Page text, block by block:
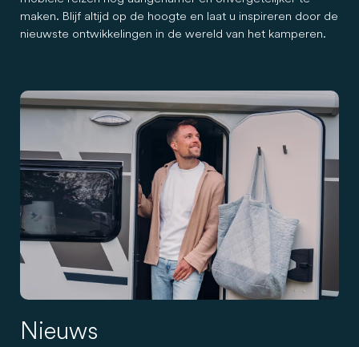
maken. Blijf altijd op de hoogte en laat u inspireren door de
nieuwste ontwikkelingen in de wereld van het kamperen.
Nieuws